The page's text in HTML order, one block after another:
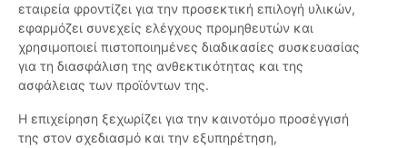
εταιρεία φροντίζει για την προσεκτική επιλογή υλικών,
εφαρμόζει συνεχείς ελέγχους προμηθευτών και
χρησιμοποιεί πιστοποιημένες διαδικασίες συσκευασίας
για τη διασφάλιση της ανθεκτικότητας και της
ασφάλειας των προϊόντων της.
Η επιχείρηση ξεχωρίζει για την καινοτόμο προσέγγισή
της στον σχεδιασμό και την εξυπηρέτηση,